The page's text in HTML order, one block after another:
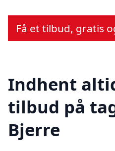
Få et tilbud, gratis
Indhent
tilbud på
Bjerre